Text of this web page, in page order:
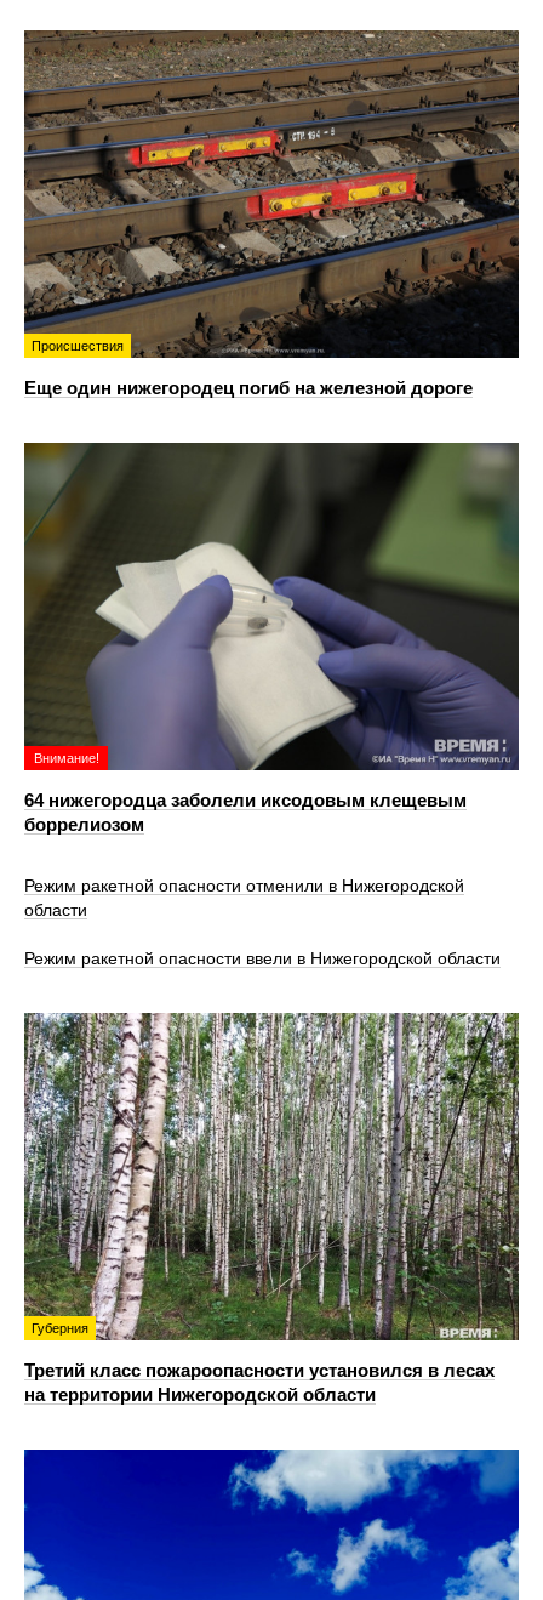
Происшествия
Еще один нижегородец погиб на железной дороге
Внимание!
64 нижегородца заболели иксодовым клещевым
боррелиозом
Режим ракетной опасности отменили в Нижегородской
области
Режим ракетной опасности ввели в Нижегородской области
Губерния
Третий класс пожароопасности установился в лесах
на территории Нижегородской области